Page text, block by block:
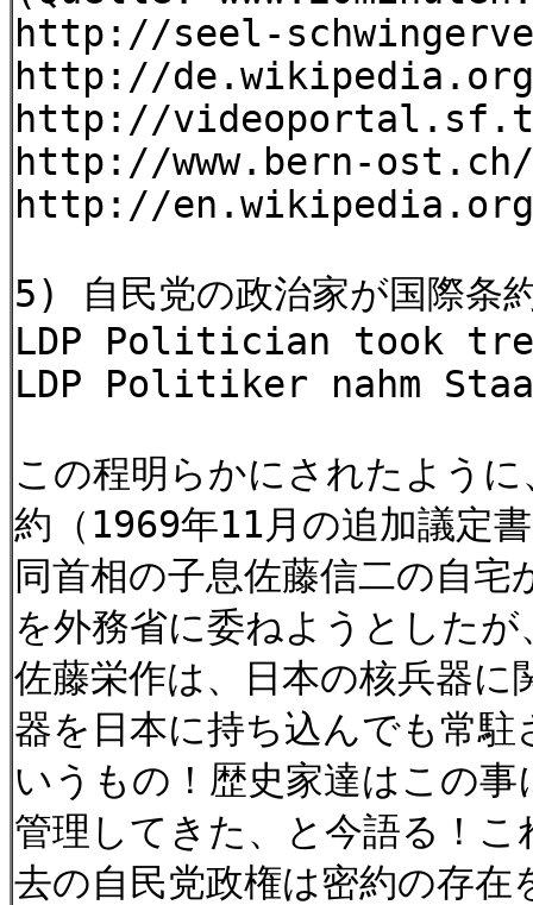
http://seel-
http://
http://videoportal.sf.tv/
http://www.bern-ost.ch/
http://
5) 自民党の政治家が国際
LDP Politician took
LDP Politiker nahm
この程明らかにされたよう
約（1969年11月の追加議定
同首相の子息佐藤信二の自
を外務省に委ねようとした
佐藤栄作は、日本の核兵器
器を日本に持ち込んでも常
いうもの！歴史家達はこの
管理してきた、と今語る！
去の自民党政権は密約の存